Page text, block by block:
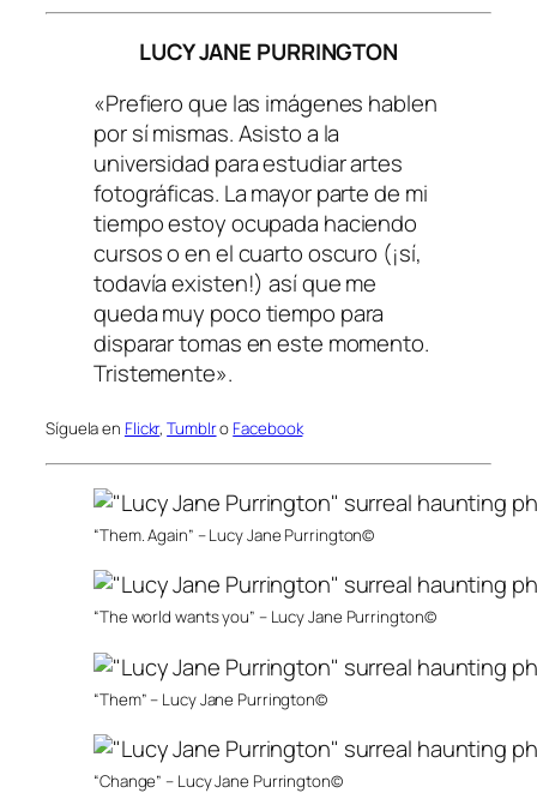
LUCY JANE PURRINGTON
«Prefiero que las imágenes hablen
por sí mismas. Asisto a la
universidad para estudiar artes
fotográficas. La mayor parte de mi
tiempo estoy ocupada haciendo
cursos o en el cuarto oscuro (¡sí,
todavía existen!) así que me
queda muy poco tiempo para
disparar tomas en este momento.
Tristemente».
Síguela en Flickr,Tumblro Facebook
“Them. Again” – Lucy Jane Purrington©
“The world wants you” – Lucy Jane Purrington©
“Them” – Lucy Jane Purrington©
“Change” – Lucy Jane Purrington©